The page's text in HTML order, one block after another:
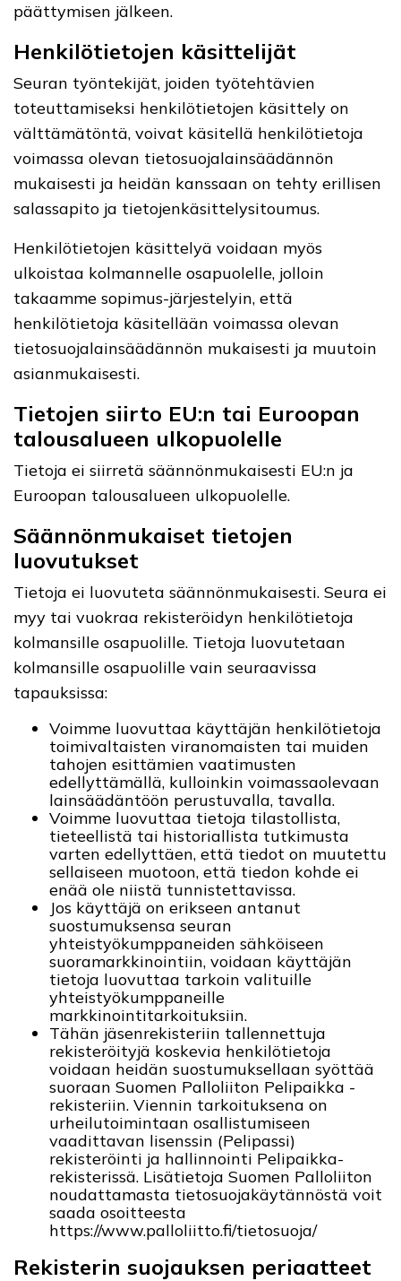
päättymisen jälkeen.
Henkilötietojen käsittelijät
Seuran työntekijät, joiden työtehtävien
toteuttamiseksi henkilötietojen käsittely on
välttämätöntä, voivat käsitellä henkilötietoja
voimassa olevan tietosuojalainsäädännön
mukaisesti ja heidän kanssaan on tehty erillisen
salassapito ja tietojenkäsittelysitoumus.
Henkilötietojen käsittelyä voidaan myös
ulkoistaa kolmannelle osapuolelle, jolloin
takaamme sopimus-järjestelyin, että
henkilötietoja käsitellään voimassa olevan
tietosuojalainsäädännön mukaisesti ja muutoin
asianmukaisesti.
Tietojen siirto EU:n tai Euroopan
talousalueen ulkopuolelle
Tietoja ei siirretä säännönmukaisesti EU:n ja
Euroopan talousalueen ulkopuolelle.
Säännönmukaiset tietojen
luovutukset
Tietoja ei luovuteta säännönmukaisesti. Seura ei
myy tai vuokraa rekisteröidyn henkilötietoja
kolmansille osapuolille. Tietoja luovutetaan
kolmansille osapuolille vain seuraavissa
tapauksissa:
Voimme luovuttaa käyttäjän henkilötietoja
toimivaltaisten viranomaisten tai muiden
tahojen esittämien vaatimusten
edellyttämällä, kulloinkin voimassaolevaan
lainsäädäntöön perustuvalla, tavalla.
Voimme luovuttaa tietoja tilastollista,
tieteellistä tai historiallista tutkimusta
varten edellyttäen, että tiedot on muutettu
sellaiseen muotoon, että tiedon kohde ei
enää ole niistä tunnistettavissa.
Jos käyttäjä on erikseen antanut
suostumuksensa seuran
yhteistyökumppaneiden sähköiseen
suoramarkkinointiin, voidaan käyttäjän
tietoja luovuttaa tarkoin valituille
yhteistyökumppaneille
markkinointitarkoituksiin.
Tähän jäsenrekisteriin tallennettuja
rekisteröityjä koskevia henkilötietoja
voidaan heidän suostumuksellaan syöttää
suoraan Suomen Palloliiton Pelipaikka -
rekisteriin. Viennin tarkoituksena on
urheilutoimintaan osallistumiseen
vaadittavan lisenssin (Pelipassi)
rekisteröinti ja hallinnointi Pelipaikka-
rekisterissä. Lisätietoja Suomen Palloliiton
noudattamasta tietosuojakäytännöstä voit
saada osoitteesta
https://www.palloliitto.fi/tietosuoja/
Rekisterin suojauksen periaatteet